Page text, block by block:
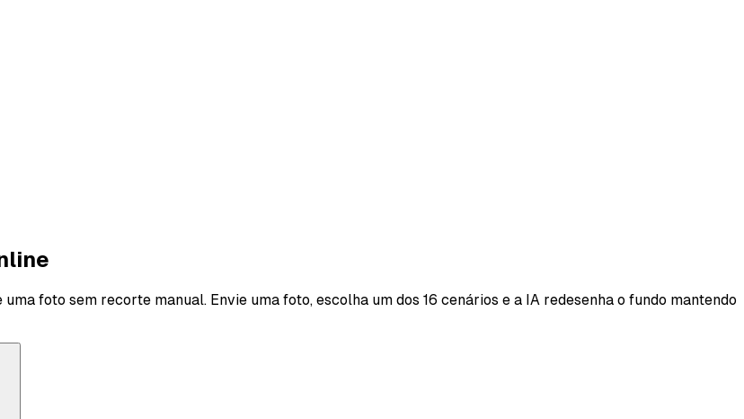
foto sem recorte manual. Envie uma foto, escolha um dos 16 cenários e a IA redesenha o fundo mantendo